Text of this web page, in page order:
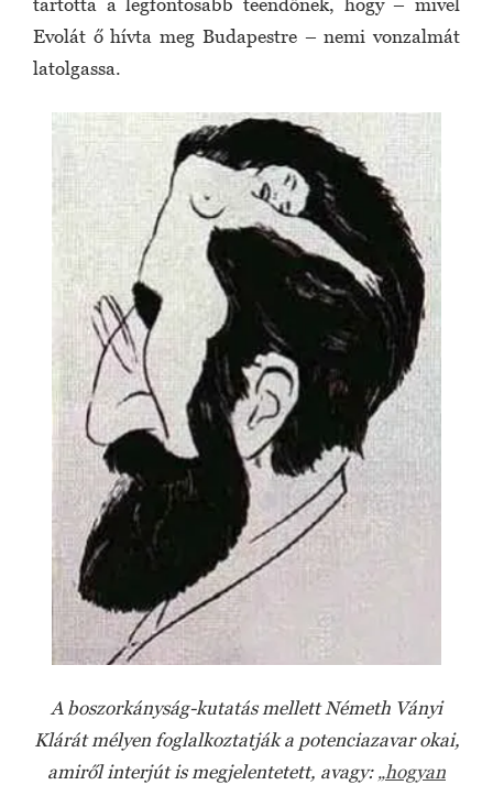
tartotta a legfontosabb teendőnek, hogy – mivel
Evolát ő hívta meg Budapestre – nemi vonzalmát
latolgassa.
A boszorkányság-kutatás mellett Németh Ványi
Klárát mélyen foglalkoztatják a potenciazavar okai,
amiről interjút is megjelentetett, avagy: „hogyan